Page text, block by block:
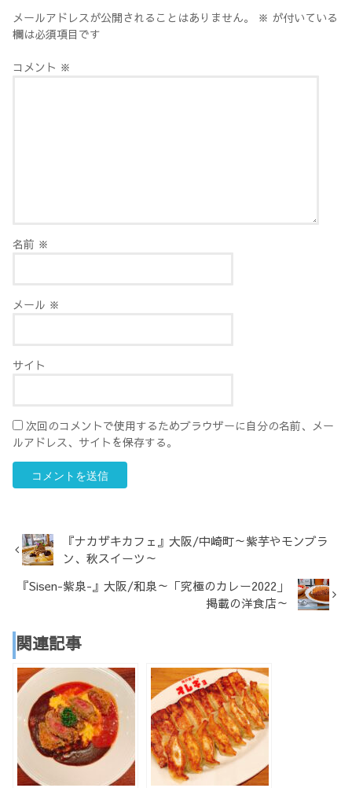
メールアドレスが公開されることはありません。 ※ が付いている
欄は必須項目です
コメント ※
名前 ※
メール ※
サイト
次回のコメントで使用するためブラウザーに自分の名前、メー
ルアドレス、サイトを保存する。
『ナカザキカフェ』大阪/中崎町～紫芋やモンブラ
ン、秋スイーツ～
『Sisen-紫泉-』大阪/和泉～「究極のカレー2022」
掲載の洋食店～
関連記事